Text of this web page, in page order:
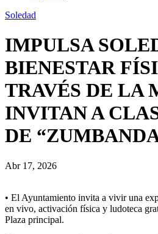
Soledad
IMPULSA
BIENESTAR
TRAVÉS DE LA
INVITAN A
DE
Abr 17, 2026
• El Ayuntamiento invita a vivir una
en vivo, activación física y ludoteca
Plaza principal.